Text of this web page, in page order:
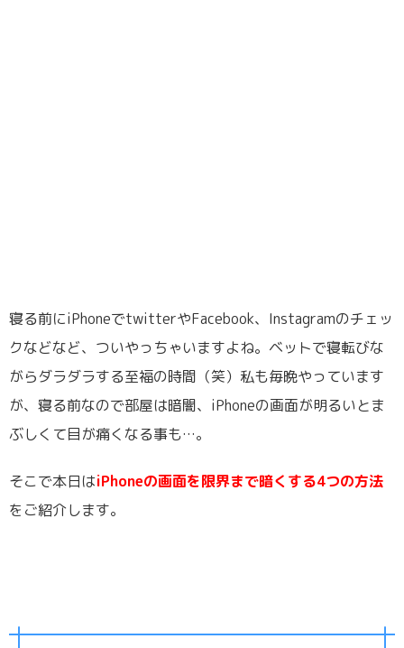
寝る前にiPhoneでtwitterやFacebook、Instagramのチェッ
クなどなど、ついやっちゃいますよね。ベットで寝転びな
がらダラダラする至福の時間（笑）私も毎晩やっています
が、寝る前なので部屋は暗闇、iPhoneの画面が明るいとま
ぶしくて目が痛くなる事も…。
そこで本日はiPhoneの画面を限界まで暗くする4つの方法
をご紹介します。